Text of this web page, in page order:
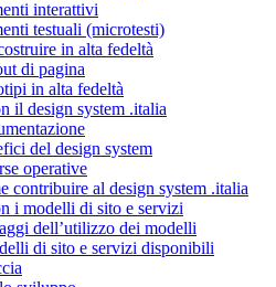
interattivi
testuali (microtesti)
in alta fedeltà
di pagina
in alta fedeltà
il design system .italia
del design system
operative
contribuire al design system .italia
i modelli di sito e servizi
dell’utilizzo dei modelli
di sito e servizi disponibili